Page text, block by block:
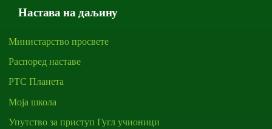
Настава на даљину
Министарство просвете
Распоред наставе
РТС Планета
Моја школа
Упутство за приступ Гугл учионици